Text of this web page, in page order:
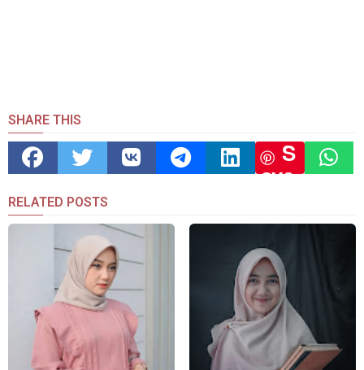
SHARE THIS
S
ave
RELATED POSTS